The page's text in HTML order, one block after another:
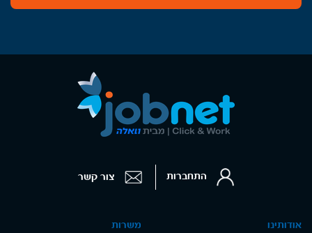
אודותינו
משרות